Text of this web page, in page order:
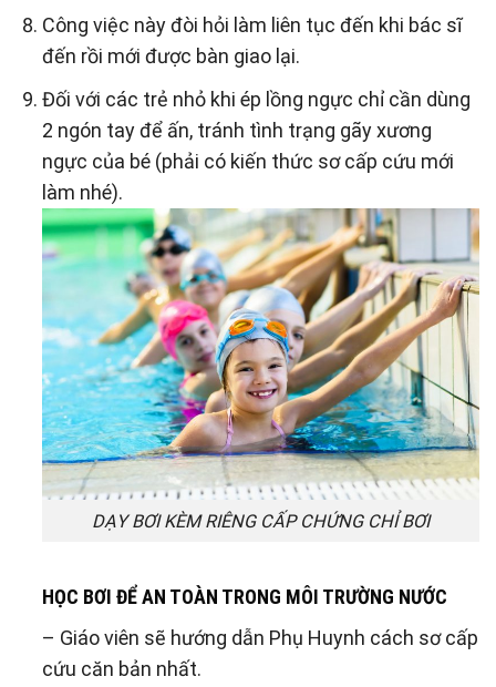
Công việc này đòi hỏi làm liên tục đến khi bác sĩ
đến rồi mới được bàn giao lại.
Đối với các trẻ nhỏ khi ép lồng ngực chỉ cần dùng
2 ngón tay để ấn, tránh tình trạng gãy xương
ngực của bé (phải có kiến thức sơ cấp cứu mới
làm nhé).
DẠY BƠI KÈM RIÊNG CẤP CHỨNG CHỈ BƠI
HỌC BƠI ĐỂ AN TOÀN TRONG MÔI TRƯỜNG NƯỚC
– Giáo viên sẽ hướng dẫn Phụ Huynh cách sơ cấp
cứu căn bản nhất.